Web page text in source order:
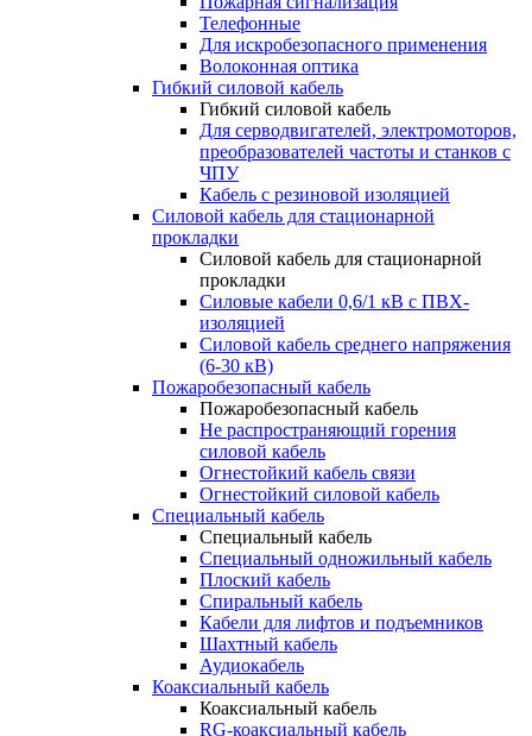
Телефонные
Для искробезопасного применения
Волоконная оптика
Гибкий силовой кабель
Гибкий силовой кабель
Для серводвигателей, электромоторов,
преобразователей частоты и станков с
ЧПУ
Кабель с резиновой изоляцией
Силовой кабель для стационарной
прокладки
Силовой кабель для стационарной
прокладки
Силовые кабели 0,6/1 кВ с ПВХ-
изоляцией
Силовой кабель среднего напряжения
(6-30 кВ)
Пожаробезопасный кабель
Пожаробезопасный кабель
Не распространяющий горения
силовой кабель
Огнестойкий кабель связи
Огнестойкий силовой кабель
Специальный кабель
Специальный кабель
Специальный одножильный кабель
Плоский кабель
Спиральный кабель
Кабели для лифтов и подъемников
Шахтный кабель
Аудиокабель
Коаксиальный кабель
Коаксиальный кабель
RG-коаксиальный кабель